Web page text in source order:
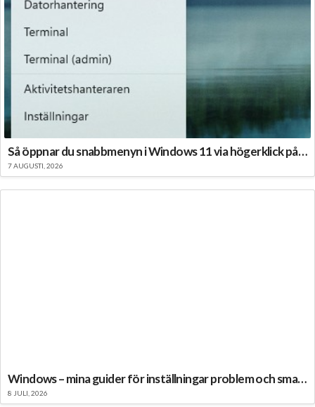
Så öppnar du snabbmenyn i Windows 11 via högerklick på Start
7 AUGUSTI, 2026
Windows – mina guider för inställningar problem och smarta lösningar
8 JULI, 2026